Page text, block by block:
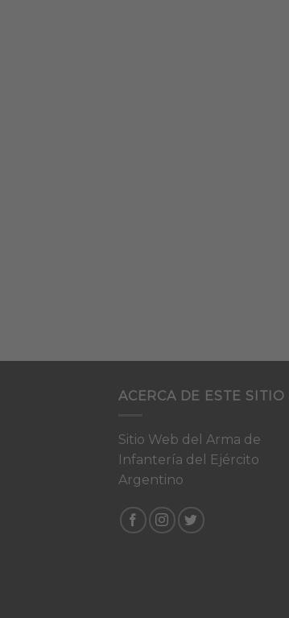
ACERCA DE ESTE SITIO
Sitio Web del Arma de
Infantería del Ejército
Argentino